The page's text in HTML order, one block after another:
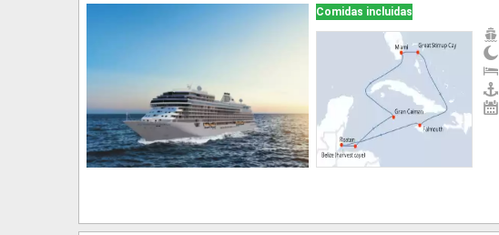
Comidas incluidas